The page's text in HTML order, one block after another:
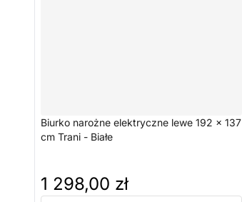
Biurko narożne elektryczne lewe 192 × 137
cm Trani - Białe
1 298,00 zł